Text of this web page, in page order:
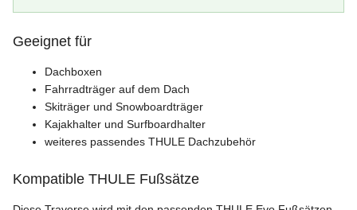
Geeignet für
Dachboxen
Fahrradträger auf dem Dach
Skiträger und Snowboardträger
Kajakhalter und Surfboardhalter
weiteres passendes THULE Dachzubehör
Kompatible THULE Fußsätze